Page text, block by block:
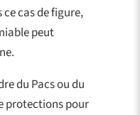
ce cas de figure,
peut
du Pacs ou du
protections pour